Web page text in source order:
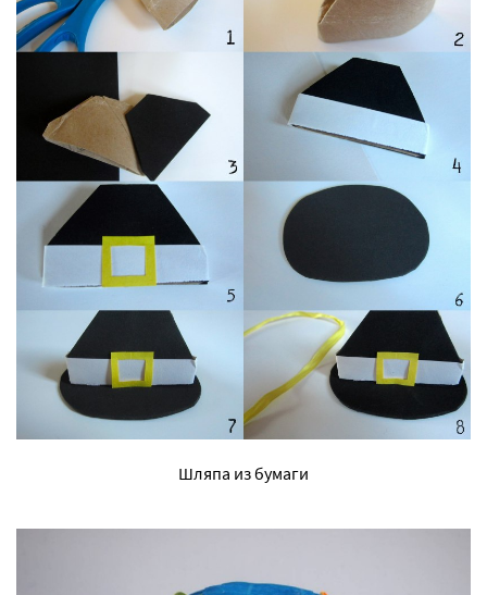
Шляпа из бумаги